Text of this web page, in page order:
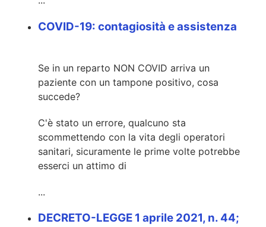
COVID-19: contagiosità e assistenza
Se in un reparto NON COVID arriva un
paziente con un tampone positivo, cosa
succede?
C'è stato un errore, qualcuno sta
scommettendo con la vita degli operatori
sanitari, sicuramente le prime volte potrebbe
esserci un attimo di
...
DECRETO-LEGGE 1 aprile 2021, n. 44;